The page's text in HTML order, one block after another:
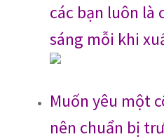
các bạn luôn là
sáng mỗi khi
Muốn yêu một
nên chuẩn bị